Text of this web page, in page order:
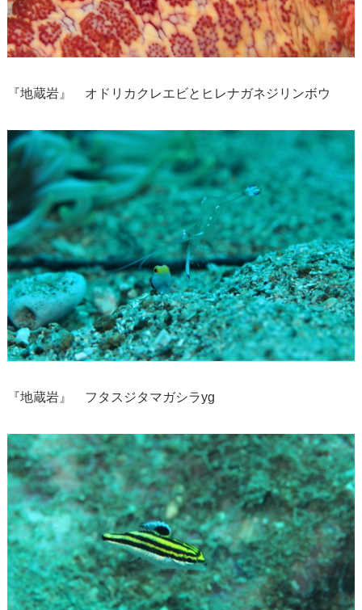
『地蔵岩』 オドリカクレエビとヒレナガネジリンボウ
『地蔵岩』 フタスジタマガシラyg